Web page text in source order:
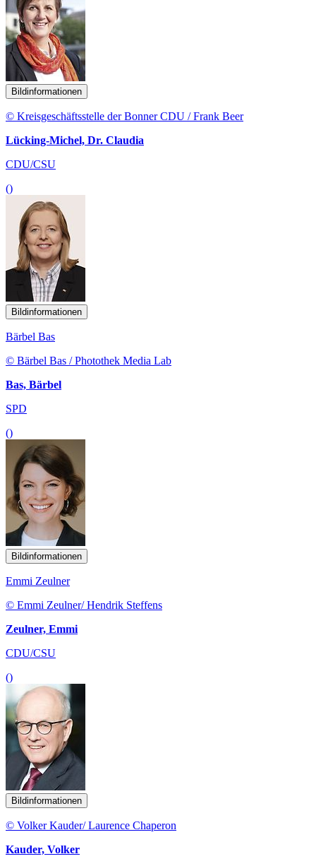
Bildinformationen
© Kreisgeschäftsstelle der Bonner CDU / Frank Beer
Lücking-Michel, Dr. Claudia
CDU/CSU
()
Bildinformationen
Bärbel Bas
© Bärbel Bas / Photothek Media Lab
Bas, Bärbel
SPD
()
Bildinformationen
Emmi Zeulner
© Emmi Zeulner/ Hendrik Steffens
Zeulner, Emmi
CDU/CSU
()
Bildinformationen
© Volker Kauder/ Laurence Chaperon
Kauder, Volker